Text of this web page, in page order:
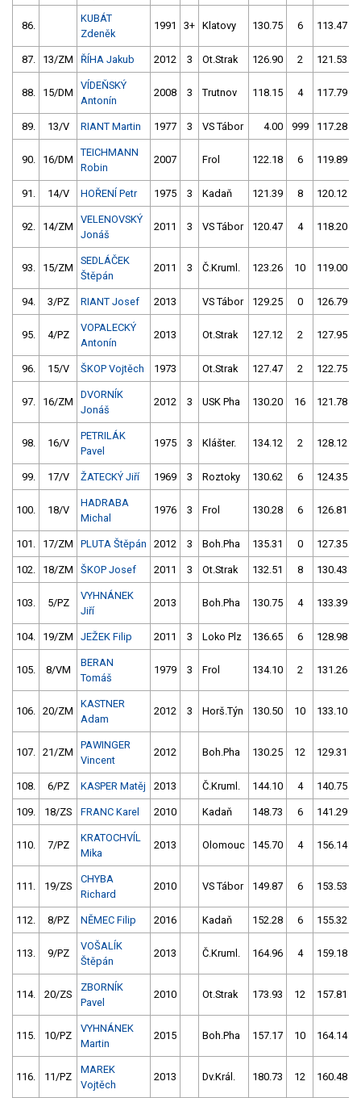
86.
KUBÁT
Zdeněk
1991 3+ Klatovy 130.75 6 113.47
87. 13/ZM ŘÍHA Jakub 2012 3 Ot.Strak 126.90 2 121.53
88. 15/DM
VÍDEŇSKÝ
Antonín
2008 3 Trutnov 118.15 4 117.79
89. 13/V RIANT Martin 1977 3 VS Tábor 4.00 999 117.28
90. 16/DM
TEICHMANN
Robin
2007 Frol 122.18 6 119.89
91. 14/V HOŘENÍ Petr 1975 3 Kadaň 121.39 8 120.12
92. 14/ZM
VELENOVSKÝ
Jonáš
2011 3 VS Tábor 120.47 4 118.20
93. 15/ZM
SEDLÁČEK
Štěpán
2011 3 Č.Kruml. 123.26 10 119.00
94. 3/PZ RIANT Josef 2013 VS Tábor 129.25 0 126.79
95. 4/PZ
VOPALECKÝ
Antonín
2013 Ot.Strak 127.12 2 127.95
96. 15/V ŠKOP Vojtěch 1973 Ot.Strak 127.47 2 122.75
97. 16/ZM
DVORNÍK
Jonáš
2012 3 USK Pha 130.20 16 121.78
98. 16/V
PETRILÁK
Pavel
1975 3 Klášter. 134.12 2 128.12
99. 17/V ŽATECKÝ Jiří 1969 3 Roztoky 130.62 6 124.35
100. 18/V
HADRABA
Michal
1976 3 Frol 130.28 6 126.81
101. 17/ZM PLUTA Štěpán 2012 3 Boh.Pha 135.31 0 127.35
102. 18/ZM ŠKOP Josef 2011 3 Ot.Strak 132.51 8 130.43
103. 5/PZ
VYHNÁNEK
Jiří
2013 Boh.Pha 130.75 4 133.39
104. 19/ZM JEŽEK Filip 2011 3 Loko Plz 136.65 6 128.98
105. 8/VM
BERAN
Tomáš
1979 3 Frol 134.10 2 131.26
106. 20/ZM
KASTNER
Adam
2012 3 Horš.Týn 130.50 10 133.10
107. 21/ZM
PAWINGER
Vincent
2012 Boh.Pha 130.25 12 129.31
108. 6/PZ KASPER Matěj 2013 Č.Kruml. 144.10 4 140.75
109. 18/ZS FRANC Karel 2010 Kadaň 148.73 6 141.29
110. 7/PZ
KRATOCHVÍL
Mika
2013 Olomouc 145.70 4 156.14
111. 19/ZS
CHYBA
Richard
2010 VS Tábor 149.87 6 153.53
112. 8/PZ NĚMEC Filip 2016 Kadaň 152.28 6 155.32
113. 9/PZ
VOŠALÍK
Štěpán
2013 Č.Kruml. 164.96 4 159.18
114. 20/ZS
ZBORNÍK
Pavel
2010 Ot.Strak 173.93 12 157.81
115. 10/PZ
VYHNÁNEK
Martin
2015 Boh.Pha 157.17 10 164.14
116. 11/PZ
MAREK
Vojtěch
2013 Dv.Král. 180.73 12 160.48